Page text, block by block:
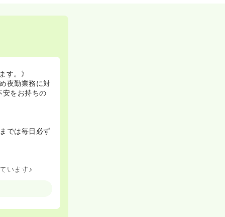
す。》
夜勤業務に対
安をお持ちの
では毎日必ず
います♪
減する仕組み